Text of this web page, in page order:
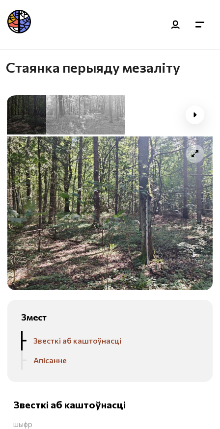
Стаянка перыяду мезаліту
Змест
Звесткі аб каштоўнасці
Апісанне
Звесткі аб каштоўнасці
шыфр